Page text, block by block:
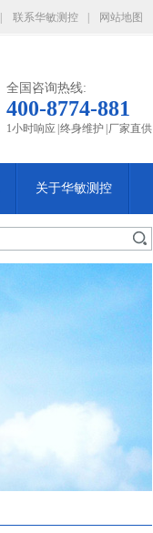
联系华敏测控 网站地图
全国咨询热线:
400-8774-881
1小时响应 | 终身维护 | 厂家直供
关于华敏测控